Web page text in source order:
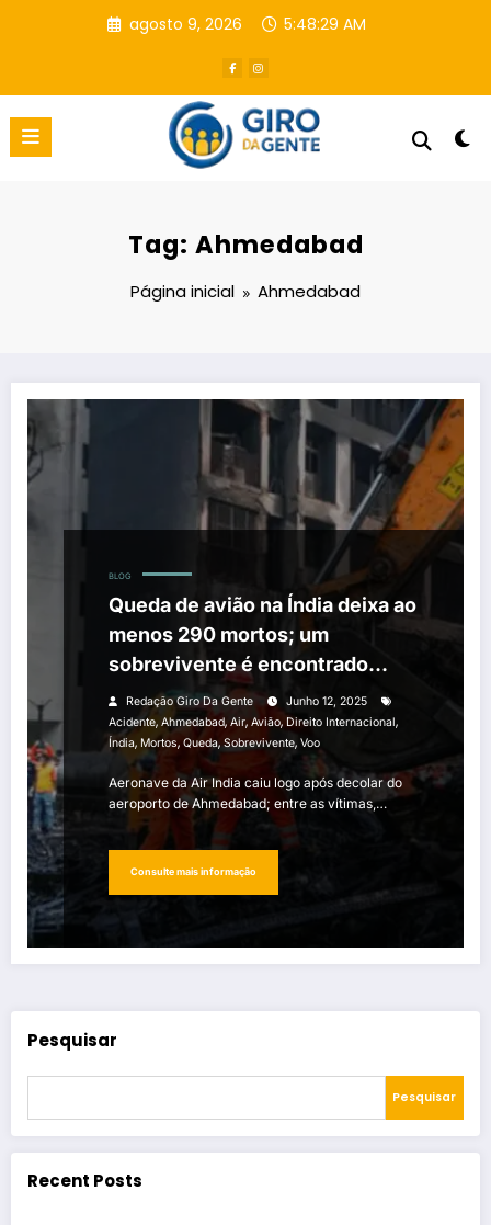
agosto 9, 2026 5:48:30 AM
Tag: Ahmedabad
Página inicial Ahmedabad
BLOG
Queda de avião na Índia deixa ao
menos 290 mortos; um
sobrevivente é encontrado
entre os destroços
Redação Giro Da Gente
Junho 12, 2025
Acidente, Ahmedabad, Air, Avião, Direito Internacional,
Índia, Mortos, Queda, Sobrevivente, Voo
Aeronave da Air India caiu logo após decolar do
aeroporto de Ahmedabad; entre as vítimas,…
Consulte mais informação
Pesquisar
Pesquisar
Recent Posts